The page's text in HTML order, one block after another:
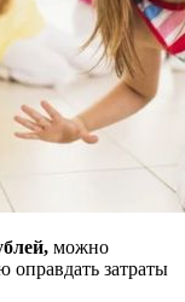
можно
затраты